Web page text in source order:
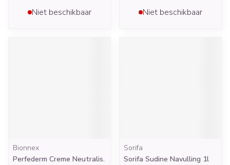
Niet beschikbaar Niet beschikbaar
Bionnex
Perfederm Creme Neutralis.
Sorifa
Sorifa Sudine Navulling 1l